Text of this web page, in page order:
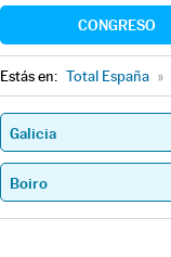
CONGRESO
Estás en: Total España »